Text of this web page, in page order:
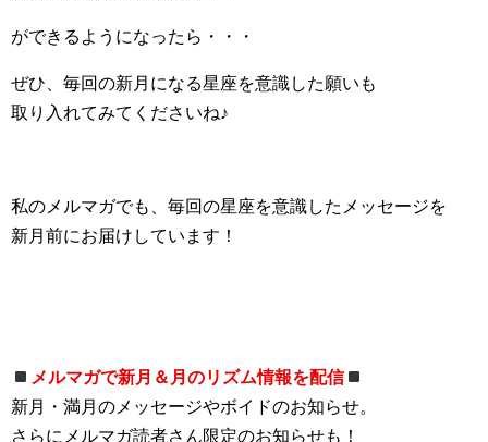
ができるようになったら・・・
ぜひ、毎回の新月になる星座を意識した願いも
取り入れてみてくださいね♪
私のメルマガでも、毎回の星座を意識したメッセージを
新月前にお届けしています！
メルマガで新月＆月のリズム情報を配信
新月・満月のメッセージやボイドのお知らせ。
さらにメルマガ読者さん限定のお知らせも！